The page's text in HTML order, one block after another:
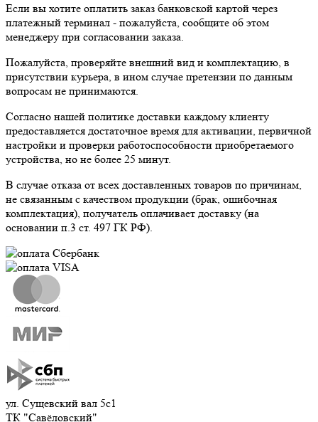
Если вы хотите оплатить заказ банковской картой через
платежный терминал - пожалуйста, сообщите об этом
менеджеру при согласовании заказа.
Пожалуйста, проверяйте внешний вид и комплектацию, в
присутствии курьера, в ином случае претензии по данным
вопросам не принимаются.
Согласно нашей политике доставки каждому клиенту
предоставляется достаточное время для активации, первичной
настройки и проверки работоспособности приобретаемого
устройства, но не более 25 минут.
В случае отказа от всех доставленных товаров по причинам,
не связанным с качеством продукции (брак, ошибочная
комплектация), получатель оплачивает доставку (на
основании п.3 ст. 497 ГК РФ).
ул. Сущевский вал 5с1
ТК "Савёловский"